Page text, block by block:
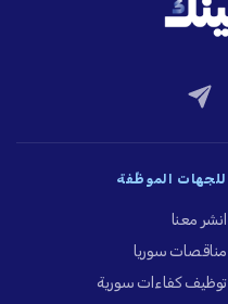
للجهات الموظِّفة
انشر معنا
مناقصات سوريا
توظيف كفاءات سورية